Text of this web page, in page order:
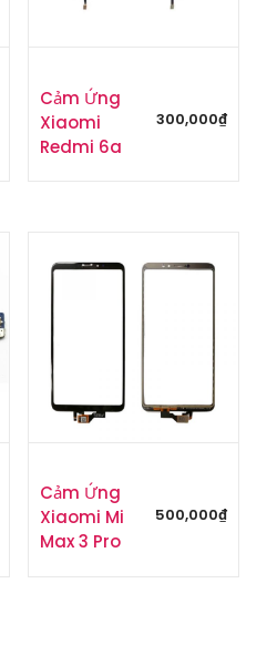
Cảm Ứng
Xiaomi
Redmi 6a
300,000₫
Cảm Ứng
Xiaomi Mi
Max 3 Pro
500,000₫